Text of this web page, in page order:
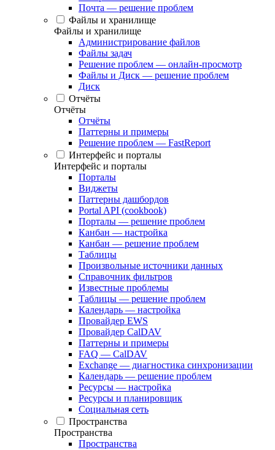
Почта — решение проблем
Файлы и хранилище
Файлы и хранилище
Администрирование файлов
Файлы задач
Решение проблем — онлайн-просмотр
Файлы и Диск — решение проблем
Диск
Отчёты
Отчёты
Отчёты
Паттерны и примеры
Решение проблем — FastReport
Интерфейс и порталы
Интерфейс и порталы
Порталы
Виджеты
Паттерны дашбордов
Portal API (cookbook)
Порталы — решение проблем
Канбан — настройка
Канбан — решение проблем
Таблицы
Произвольные источники данных
Справочник фильтров
Известные проблемы
Таблицы — решение проблем
Календарь — настройка
Провайдер EWS
Провайдер CalDAV
Паттерны и примеры
FAQ — CalDAV
Exchange — диагностика синхронизации
Календарь — решение проблем
Ресурсы — настройка
Ресурсы и планировщик
Социальная сеть
Пространства
Пространства
Пространства